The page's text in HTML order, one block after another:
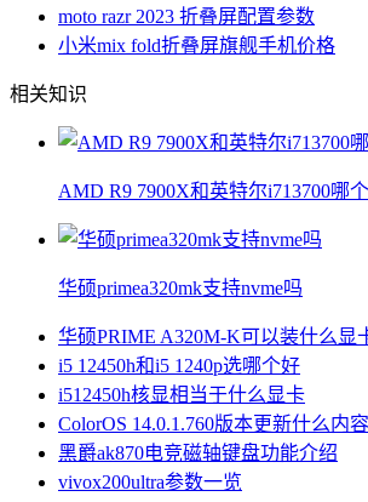
moto razr 2023 折叠屏配置参数
小米mix fold折叠屏旗舰手机价格
相关知识
AMD R9 7900X和英特尔i713700哪
华硕primea320mk支持nvme吗
华硕PRIME A320M-K可以装什么显
i5 12450h和i5 1240p选哪个好
i512450h核显相当于什么显卡
ColorOS 14.0.1.760版本更新什么内容
黑爵ak870电竞磁轴键盘功能介绍
vivox200ultra参数一览